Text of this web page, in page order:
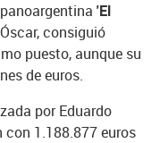
'El
consiguió
puesto, aunque su
de euros.
por Eduardo
con 1.188.877 euros